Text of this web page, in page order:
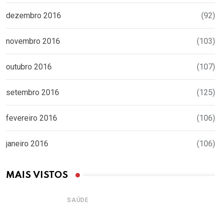
dezembro 2016 (92)
novembro 2016 (103)
outubro 2016 (107)
setembro 2016 (125)
fevereiro 2016 (106)
janeiro 2016 (106)
MAIS VISTOS
SAÚDE